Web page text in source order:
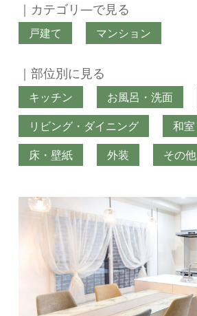
｜カテゴリ―で見る
戸建て マンション
｜部位別に見る
キッチン お風呂・洗面
リビング・ダイニング
和室
床・壁紙
外装 その他